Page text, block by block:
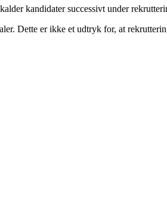
kandidater successivt under
Dette er ikke et udtryk for, at